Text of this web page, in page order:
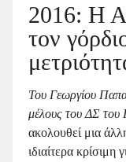
2016: Η
τον
Του Γεωργίου
μέλους του ΔΣ
ακολουθεί μια
ιδιαίτερα κρίσιμη